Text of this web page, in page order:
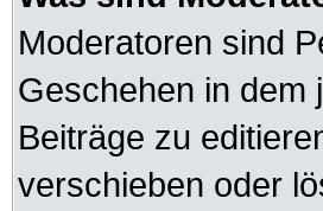
Moderatoren sind
Geschehen in dem
Beiträge zu
verschieben oder